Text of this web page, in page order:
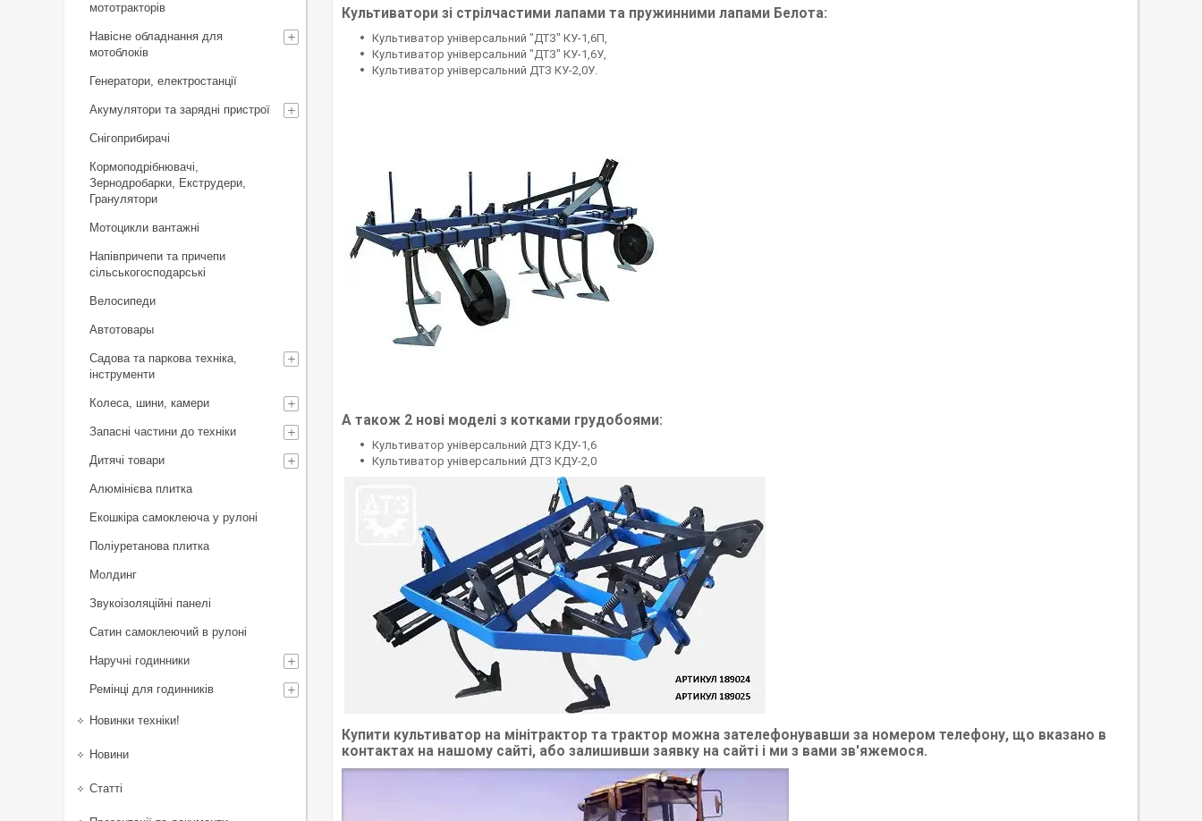
Культиватори зі стрілчастими лапами та пружинними лапами Белота:
Культиватор універсальний "ДТЗ" КУ-1,6П,
Культиватор універсальний "ДТЗ" КУ-1,6У,
Культиватор універсальний ДТЗ КУ-2,0У.
А також 2 нові моделі з котками грудобоями:
Культиватор універсальний ДТЗ КДУ-1,6
Культиватор універсальний ДТЗ КДУ-2,0
Купити культиватор на мінітрактор та трактор можна зателефонувавши за номером телефону, що вказано в
контактах на нашому сайті, або залишивши заявку на сайті і ми з вами зв'яжемося.
мототракторів
Навісне обладнання для
мотоблоків
Генератори, електростанції
Акумулятори та зарядні пристрої
Снігоприбирачі
Кормоподрібнювачі,
Зернодробарки, Екструдери,
Гранулятори
Мотоцикли вантажні
Напівпричепи та причепи
сільськогосподарські
Велосипеди
Автотовары
Садова та паркова техніка,
інструменти
Колеса, шини, камери
Запасні частини до техніки
Дитячі товари
Алюмінієва плитка
Екошкіра самоклеюча у рулоні
Поліуретанова плитка
Молдинг
Звукоізоляційні панелі
Сатин самоклеючий в рулоні
Наручні годинники
Ремінці для годинників
Новинки техніки!
Новини
Статті